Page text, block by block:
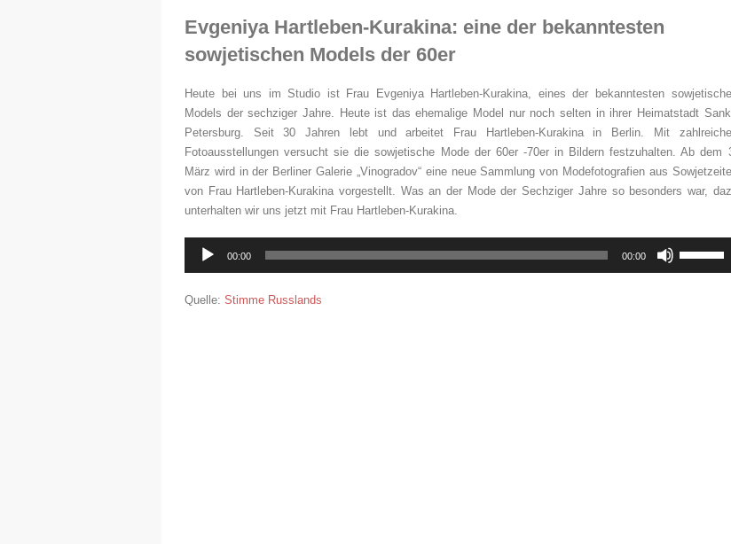
Evgeniya Hartleben-Kurakina: eine der bekanntesten
sowjetischen Models der 60er
Heute bei uns im Studio ist Frau Evgeniya Hartleben-Kurakina, eines der bekanntesten
Models der sechziger Jahre. Heute ist das ehemalige Model nur noch selten in ihrer Heimatstadt
Petersburg. Seit 30 Jahren lebt und arbeitet Frau Hartleben-Kurakina in Berlin. Mit
Fotoausstellungen versucht sie die sowjetische Mode der 60er -70er in Bildern festzuhalten. Ab dem
März wird in der Berliner Galerie „Vinogradov“ eine neue Sammlung von Modefotografien aus
von Frau Hartleben-Kurakina vorgestellt. Was an der Mode der Sechziger Jahre so besonders war,
unterhalten wir uns jetzt mit Frau Hartleben-Kurakina.
Audio-
Player
00:00 00:00
Quelle: Stimme Russlands